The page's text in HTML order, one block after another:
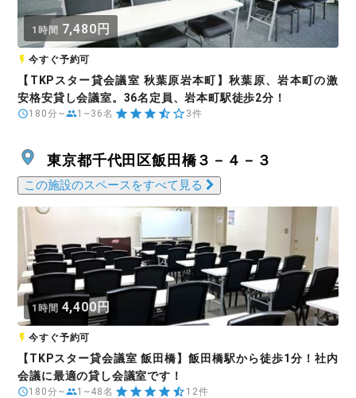
1時間 7,480円
今すぐ予約可
【TKPスター貸会議室 秋葉原岩本町】秋葉原、岩本町の激
安格安貸し会議室。36名定員、岩本町駅徒歩2分！
180分~ 1~36名 3件
東京都千代田区飯田橋３－４－３
この施設のスペースをすべて見る
1時間 4,400円
今すぐ予約可
【TKPスター貸会議室 飯田橋】飯田橋駅から徒歩1分！社内
会議に最適の貸し会議室です！
180分~ 1~48名 12件